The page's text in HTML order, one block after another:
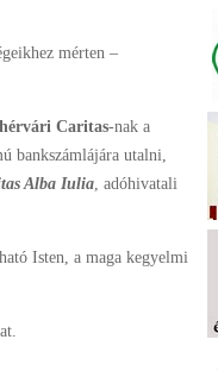
mérten –
Caritas-nak a
bankszámlájára utalni,
Alba Iulia, adóhivatali
Isten, a maga kegyelmi